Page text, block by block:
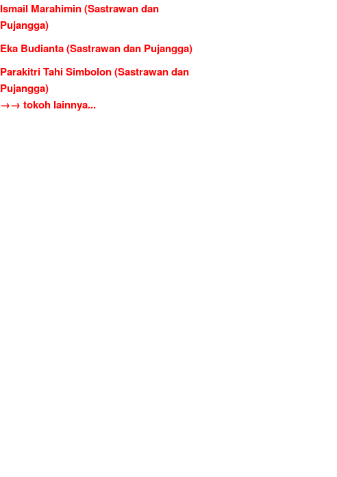
Ismail Marahimin (Sastrawan dan
Pujangga)
Eka Budianta (Sastrawan dan Pujangga)
Parakitri Tahi Simbolon (Sastrawan dan
Pujangga)
→→ tokoh lainnya...